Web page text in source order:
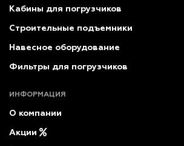
Кабины для погрузчиков
Строительные подъемники
Навесное оборудование
Фильтры для погрузчиков
ИНФОРМАЦИЯ
О компании
Акции